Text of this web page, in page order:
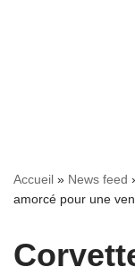
Accueil » News feed
amorcé pour une